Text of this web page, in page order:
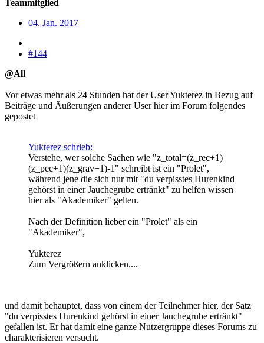
Teammitglied
04. Jan. 2017
#144
@All
Vor etwas mehr als 24 Stunden hat der User Yukterez in Bezug auf
Beiträge und Äußerungen anderer User hier im Forum folgendes
gepostet
Yukterez schrieb:
Verstehe, wer solche Sachen wie "z_total=(z_rec+1)
(z_pec+1)(z_grav+1)-1" schreibt ist ein "Prolet",
während jene die sich nur mit "du verpisstes Hurenkind
gehörst in einer Jauchegrube ertränkt" zu helfen wissen
hier als "Akademiker" gelten.
Nach der Definition lieber ein "Prolet" als ein
"Akademiker",
Yukterez
Zum Vergrößern anklicken....
und damit behauptet, dass von einem der Teilnehmer hier, der Satz
"du verpisstes Hurenkind gehörst in einer Jauchegrube ertränkt"
gefallen ist. Er hat damit eine ganze Nutzergruppe dieses Forums zu
charakterisieren versucht.